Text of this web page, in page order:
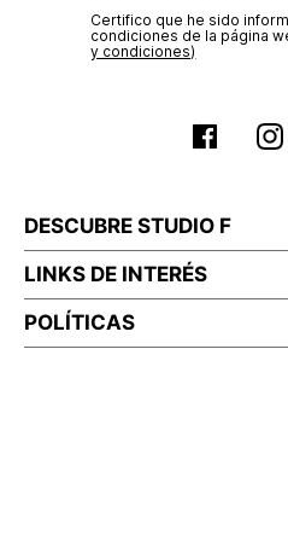
Certifico que he sido
condiciones de la página
y condiciones)
DESCUBRE STUDIO F
LINKS DE INTERÉS
POLÍTICAS